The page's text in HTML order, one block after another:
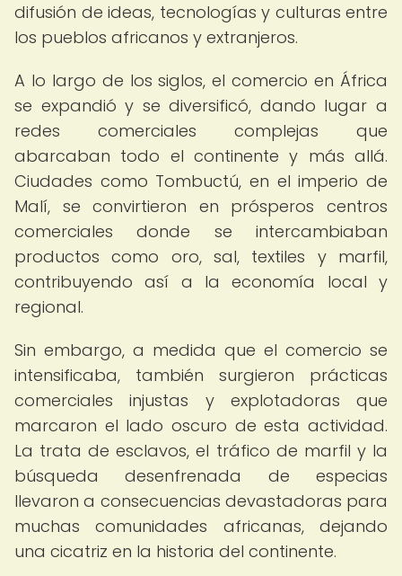
difusión de ideas, tecnologías y culturas entre
los pueblos africanos y extranjeros.
A lo largo de los siglos, el comercio en África
se expandió y se diversificó, dando lugar a
redes comerciales complejas que
abarcaban todo el continente y más allá.
Ciudades como Tombuctú, en el imperio de
Malí, se convirtieron en prósperos centros
comerciales donde se intercambiaban
productos como oro, sal, textiles y marfil,
contribuyendo así a la economía local y
regional.
Sin embargo, a medida que el comercio se
intensificaba, también surgieron prácticas
comerciales injustas y explotadoras que
marcaron el lado oscuro de esta actividad.
La trata de esclavos, el tráfico de marfil y la
búsqueda desenfrenada de especias
llevaron a consecuencias devastadoras para
muchas comunidades africanas, dejando
una cicatriz en la historia del continente.